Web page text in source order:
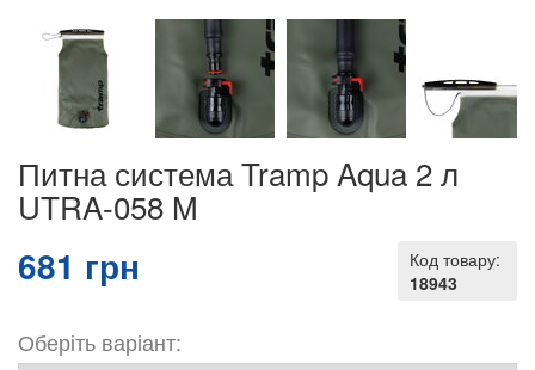
Питна система Tramp Aqua 2 л
UTRA-058 M
Код товару:
18943
681 грн
Оберіть варіант: